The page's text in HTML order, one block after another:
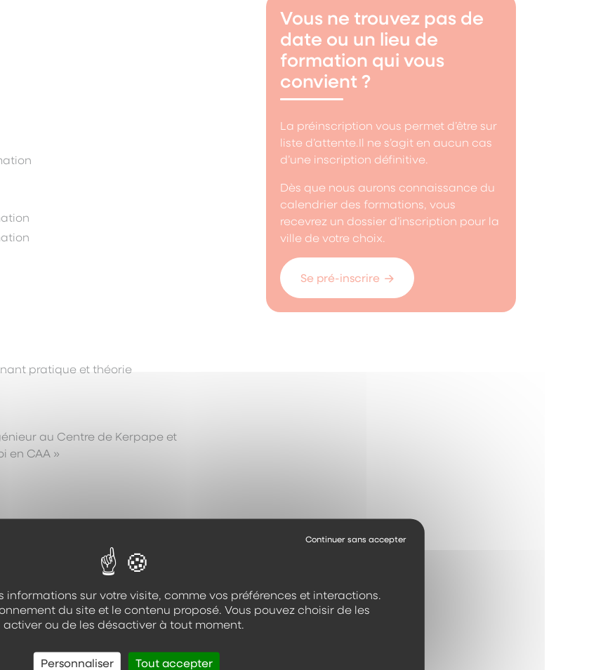
pratique et théorie
au Centre de Kerpape et
en CAA »
de l’équipe de formation,
les objectifs et les dates de
Vous ne trouvez pas de
date ou un lieu de
formation qui vous
convient ?
La préinscription vous permet d’être sur
liste d’attente.Il ne s’agit en aucun cas
d’une inscription définitive.
Dès que nous aurons connaissance du
calendrier des formations, vous
recevrez un dossier d’inscription pour la
ville de votre choix.
Se pré-inscrire
informations sur votre visite, comme vos préférences et interactions.
du site et le contenu proposé. Vous pouvez choisir de les
activer ou de les désactiver à tout moment.
Tout accepter
Personnaliser